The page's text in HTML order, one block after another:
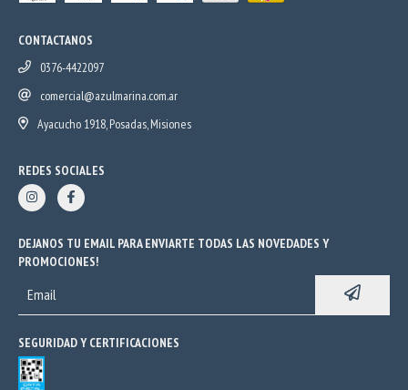
CONTACTANOS
0376-4422097
comercial@azulmarina.com.ar
Ayacucho 1918, Posadas, Misiones
REDES SOCIALES
DEJANOS TU EMAIL PARA ENVIARTE TODAS LAS NOVEDADES Y
PROMOCIONES!
SEGURIDAD Y CERTIFICACIONES